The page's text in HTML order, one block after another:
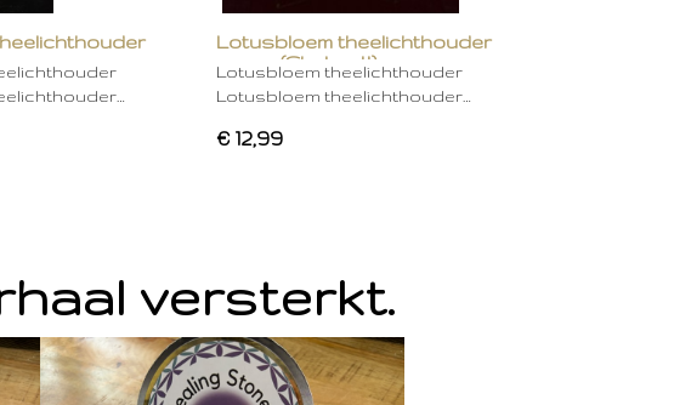
Lotusbloem theelichthouder
groen (Chakra 4)
Lotusbloem theelichthouder
Lotusbloem theelichthouder…
€ 12,99
versterkt.